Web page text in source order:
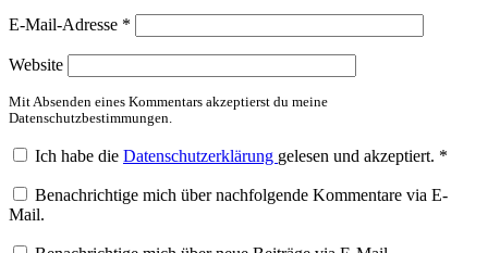
E-Mail-Adresse *
Website
Mit Absenden eines Kommentars akzeptierst du meine
Datenschutzbestimmungen.
Ich habe die Datenschutzerklärung gelesen und akzeptiert. *
Benachrichtige mich über nachfolgende Kommentare via E-
Mail.